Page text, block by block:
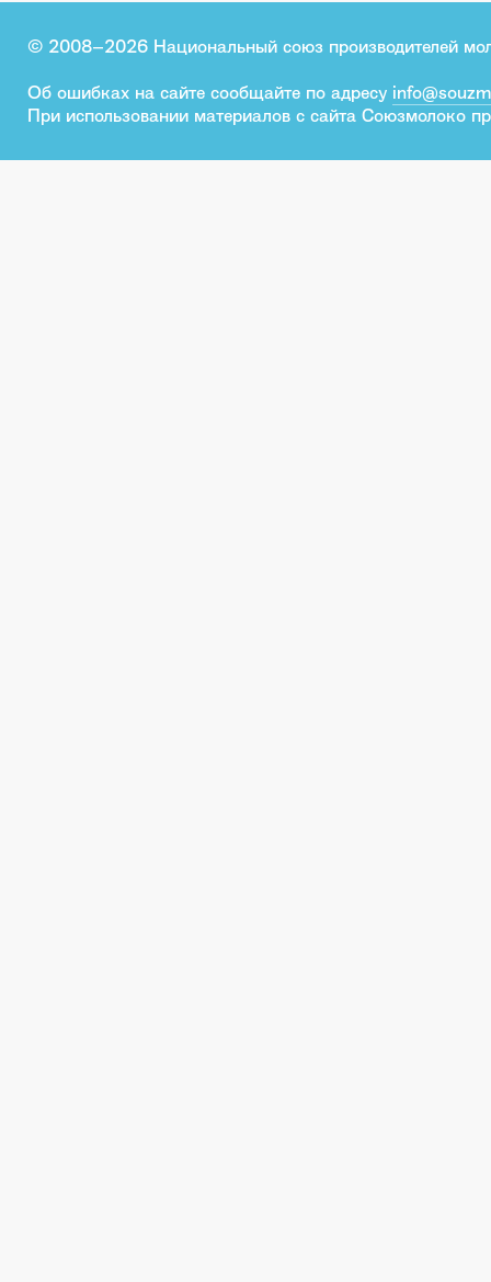
© 2008–2026 Национальный союз производителей
Об ошибках на сайте сообщайте по адресу
При использовании материалов с сайта Союзмолоко